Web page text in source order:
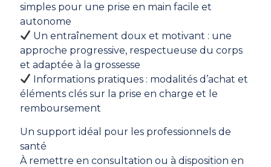
simples pour une prise en main facile et
autonome
Un entraînement doux et motivant : une
approche progressive, respectueuse du corps
et adaptée à la grossesse
Informations pratiques : modalités d’achat et
éléments clés sur la prise en charge et le
remboursement
Un support idéal pour les professionnels de
santé
À remettre en consultation ou à disposition en